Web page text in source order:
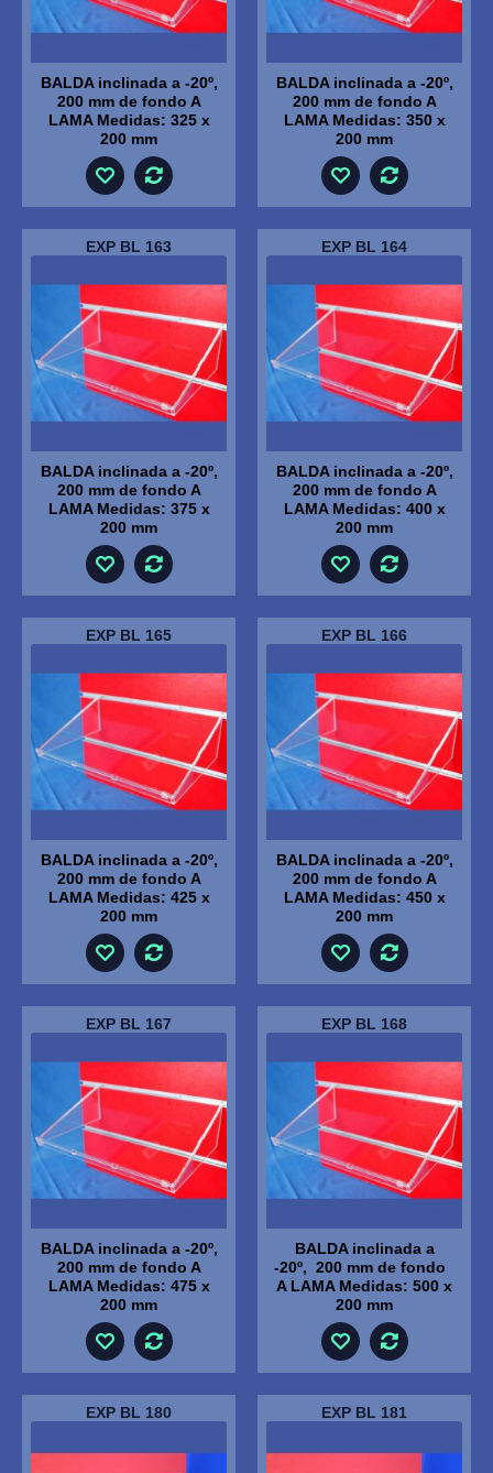
BALDA inclinada a -20º,
200 mm de fondo A
LAMA Medidas: 325 x
200 mm
BALDA inclinada a -20º,
200 mm de fondo A
LAMA Medidas: 350 x
200 mm
EXP BL 163
BALDA inclinada a -20º,
200 mm de fondo A
LAMA Medidas: 375 x
200 mm
EXP BL 164
BALDA inclinada a -20º,
200 mm de fondo A
LAMA Medidas: 400 x
200 mm
EXP BL 165
BALDA inclinada a -20º,
200 mm de fondo A
LAMA Medidas: 425 x
200 mm
EXP BL 166
BALDA inclinada a -20º,
200 mm de fondo A
LAMA Medidas: 450 x
200 mm
EXP BL 167
BALDA inclinada a -20º,
200 mm de fondo A
LAMA Medidas: 475 x
200 mm
EXP BL 168
BALDA inclinada a
-20º, 200 mm de fondo
A LAMA Medidas: 500 x
200 mm
EXP BL 180 EXP BL 181